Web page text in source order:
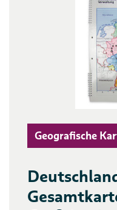
Geografische